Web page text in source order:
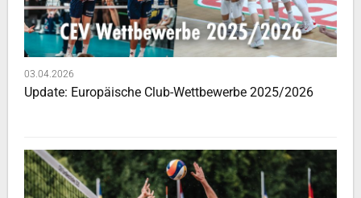
03.04.2026
Update: Europäische Club-Wettbewerbe 2025/2026